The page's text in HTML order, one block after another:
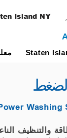
Island NY
Staten
Washing